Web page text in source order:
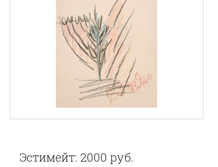
Эстимейт: 2000 руб.